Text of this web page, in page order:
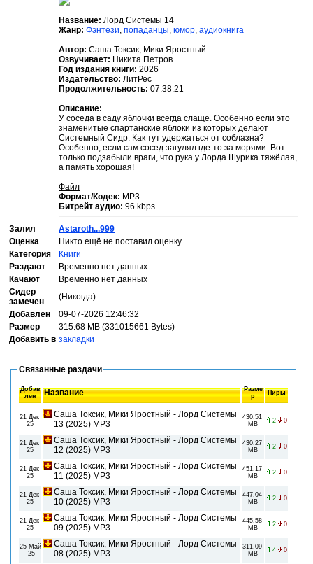
Название: Лорд Системы 14
Жанр: Фэнтези, попаданцы, юмор, аудиокнига
Автор: Саша Токсик, Мики Яростный
Озвучивает: Никита Петров
Год издания книги: 2026
Издательство: ЛитРес
Продолжительность: 07:38:21
Описание:
У соседа в саду яблочки всегда слаще. Особенно если это
знаменитые спартанские яблоки из которых делают
Системный Сидр. Как тут удержаться от соблазна?
Особенно, если сам сосед загулял где-то за морями. Вот
только подзабыли враги, что рука у Лорда Шурика тяжёлая,
а память хорошая!
Файл
Формат/Кодек: МР3
Битрейт аудио: 96 kbps
Залил
Astaroth...999
Оценка
Никто ещё не поставил оценку
Категория
Книги
Раздают
Временно нет данных
Качают
Временно нет данных
Сидер
замечен
(Никогда)
Добавлен
09-07-2026 12:46:32
Размер
315.68 MB (331015661 Bytes)
Добавить в закладки
Связанные раздачи
Добав
лен
Название
Разме
р
Пиры
21 Дек
25
Саша Токсик, Мики Яростный - Лорд Системы
13 (2025) МР3
430.51
MB
2 0
21 Дек
25
Саша Токсик, Мики Яростный - Лорд Системы
12 (2025) МР3
430.27
MB
2 0
21 Дек
25
Саша Токсик, Мики Яростный - Лорд Системы
11 (2025) МР3
451.17
MB
2 0
21 Дек
25
Саша Токсик, Мики Яростный - Лорд Системы
10 (2025) МР3
447.04
MB
2 0
21 Дек
25
Саша Токсик, Мики Яростный - Лорд Системы
09 (2025) МР3
445.58
MB
2 0
25 Май
25
Саша Токсик, Мики Яростный - Лорд Системы
08 (2025) МР3
311.09
MB
4 0